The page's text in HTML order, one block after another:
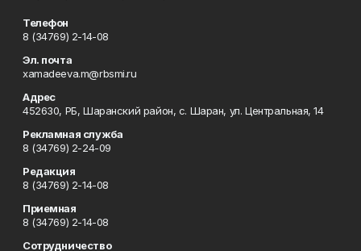
Телефон
8 (34769) 2-14-08
Эл. почта
xamadeeva.m@rbsmi.ru
Адрес
452630, РБ, Шаранский район, с. Шаран, ул. Центральная, 14
Рекламная служба
8 (34769) 2-24-09
Редакция
8 (34769) 2-14-08
Приемная
8 (34769) 2-14-08
Сотрудничество